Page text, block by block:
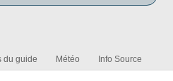
du guide Météo Info Source